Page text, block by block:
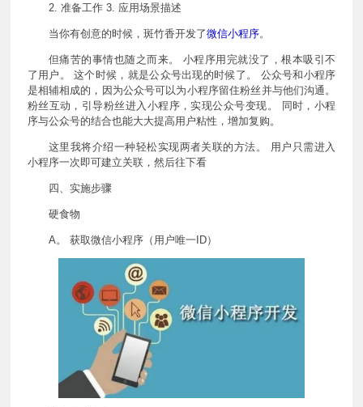
2. 准备工作 3. 应用场景描述
当你有创意的时候，斑竹香开发了微信小程序。
但痛苦的事情也随之而来。 小程序用完就没了，根本吸引不
了用户。 这个时候，就是公众号出现的时候了。 公众号和小程序
是相辅相成的，因为公众号可以为小程序留住粉丝并与他们沟通。
粉丝互动，引导粉丝进入小程序，实现公众号变现。 同时，小程
序与公众号的结合也能大大提高用户粘性，增加复购。
这里我将介绍一种轻松实现两者关联的方法。 用户只需进入
小程序一次即可建立关联，然后往下看
四、实施步骤
硬食物
A。 获取微信小程序（用户唯一ID）